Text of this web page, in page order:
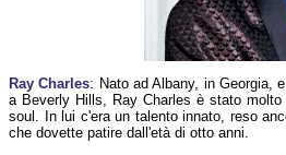
Ray Charles: Nato ad Albany, in Georgia,
a Beverly Hills, Ray Charles è stato
soul. In lui c'era un talento innato, reso
che dovette patire dall'età di otto anni.